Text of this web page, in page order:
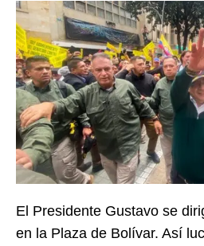
El Presidente Gustavo se
en la Plaza de Bolívar. Así